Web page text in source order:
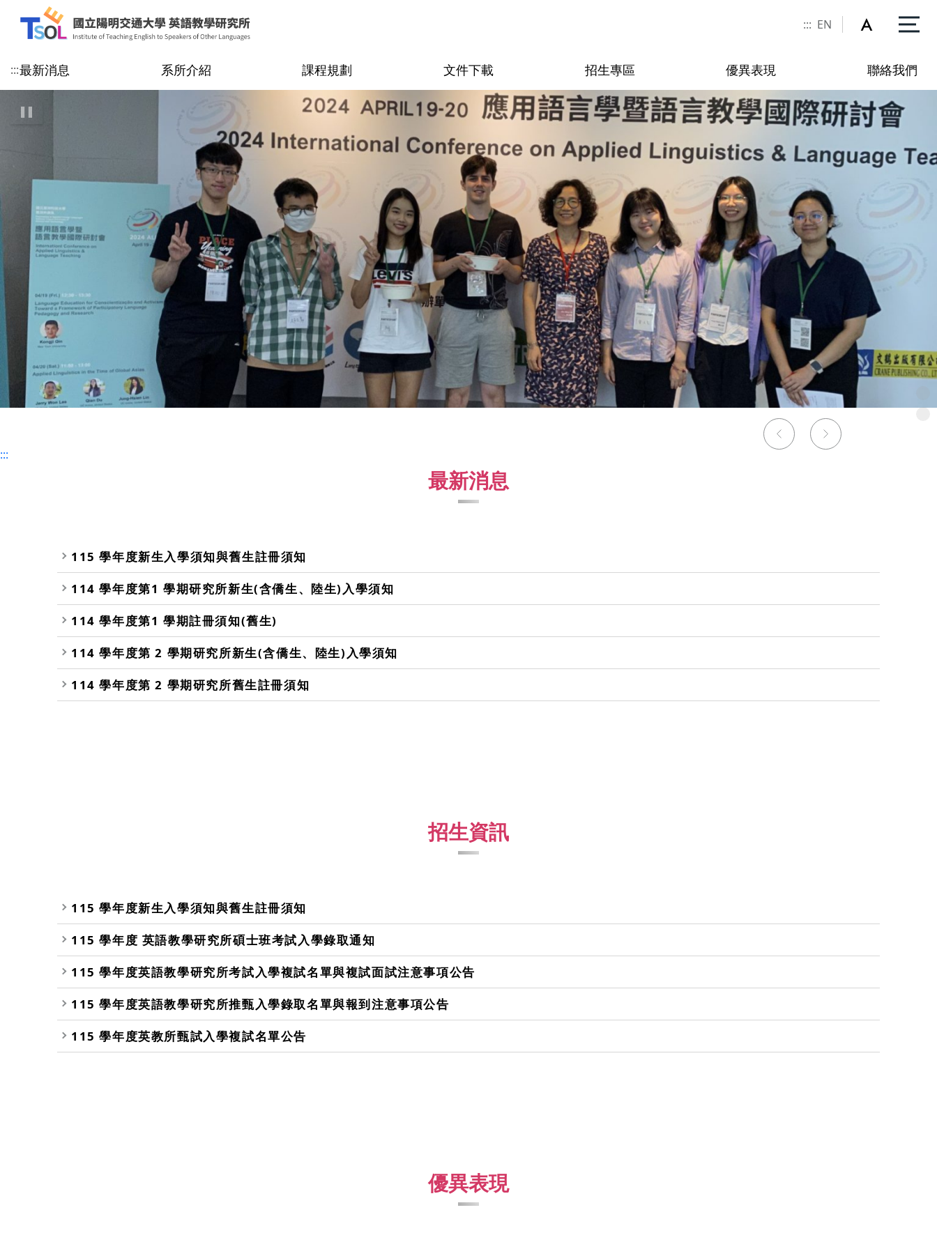
::: EN
:::最新消息
公告 活動紀錄
系所介紹
系所簡介 行政助理
課程規劃
課程規劃
文件下載
教師專區
招生專區
招生公告
優異表現
優異表現
聯絡我們
聯絡資訊
:::
最新消息
115 學年度新生入學須知與舊生註冊須知
114 學年度第1 學期研究所新生(含僑生、陸生)入學須知
114 學年度第1 學期註冊須知(舊生)
114 學年度第 2 學期研究所新生(含僑生、陸生)入學須知
114 學年度第 2 學期研究所舊生註冊須知
招生資訊
115 學年度新生入學須知與舊生註冊須知
115 學年度 英語教學研究所碩士班考試入學錄取通知
115 學年度英語教學研究所考試入學複試名單與複試面試注意事項公告
115 學年度英語教學研究所推甄入學錄取名單與報到注意事項公告
115 學年度英教所甄試入學複試名單公告
優異表現